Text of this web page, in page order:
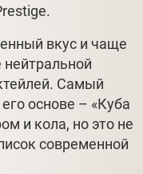
вкус и чаще
нейтральной
Самый
основе – «Куба
и кола, но это не
современной